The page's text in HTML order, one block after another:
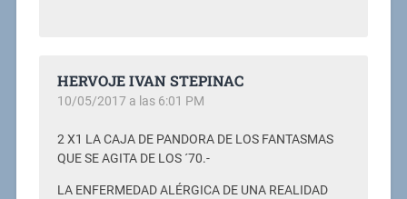
HERVOJE IVAN STEPINAC
10/05/2017 a las 6:01 PM
2 X1 LA CAJA DE PANDORA DE LOS FANTASMAS
QUE SE AGITA DE LOS ´70.-
LA ENFERMEDAD ALÉRGICA DE UNA REALIDAD